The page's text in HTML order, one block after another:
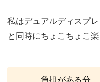
私はデュアルディスプ
と同時にちょこちょこ楽
負担がある分